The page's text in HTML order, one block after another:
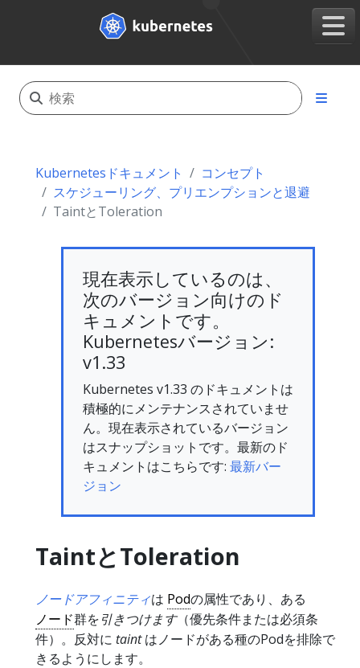
Kubernetesドキュメント
コンセプト
スケジューリング、プリエンプションと退避
TaintとToleration
現在表示しているのは、
次のバージョン向けのド
キュメントです。
Kubernetesバージョン:
v1.33
Kubernetes v1.33 のドキュメントは
積極的にメンテナンスされていませ
ん。現在表示されているバージョン
はスナップショットです。最新のド
キュメントはこちらです: 最新バー
ジョン
TaintとToleration
ノードアフィニティは Podの属性であり、ある
ノード群を引きつけます（優先条件または必須条
件）。反対に taintはノードがある種のPodを排除で
きるようにします。